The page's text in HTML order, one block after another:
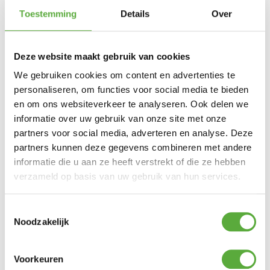
Toestemming Details Over
Deze website maakt gebruik van cookies
We gebruiken cookies om content en advertenties te
personaliseren, om functies voor social media te bieden
en om ons websiteverkeer te analyseren. Ook delen we
informatie over uw gebruik van onze site met onze
partners voor social media, adverteren en analyse. Deze
partners kunnen deze gegevens combineren met andere
informatie die u aan ze heeft verstrekt of die ze hebben
verzameld op basis van uw gebruik van hun services.
Noodzakelijk
Voorkeuren
Snelle verzending & levering aan huis